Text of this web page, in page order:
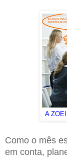
A
Como o mês
em conta,